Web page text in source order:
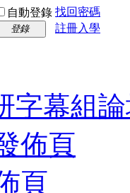
自動登錄 找回密碼
登錄 註冊入學
字幕組
佈頁
頁